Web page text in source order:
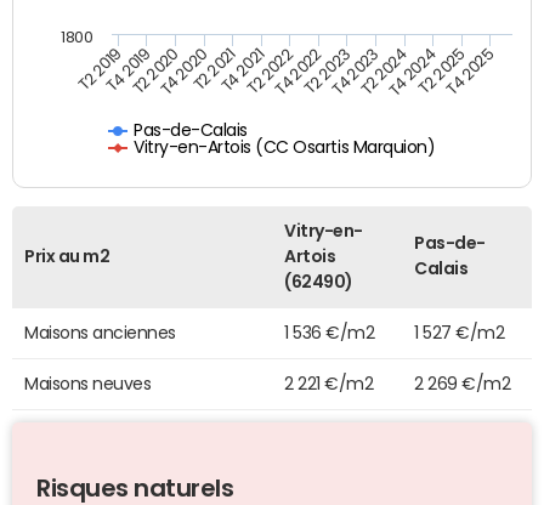
Pas-de-Calais
Vitry-en-Artois (CC Osartis Marquion)
T2 2019T4 2019T2 2020T4 2020T2 2021T4 2021T2 2022T4 2022T2 2023T4 2023T2 2024T4 2024T2 2025T4 2025
1800
Prix au m2
Vitry-en-
Artois
(62490)
Pas-de-
Calais
Maisons anciennes 1 536 €/m2 1 527 €/m2
Maisons neuves 2 221 €/m2 2 269 €/m2
Risques naturels